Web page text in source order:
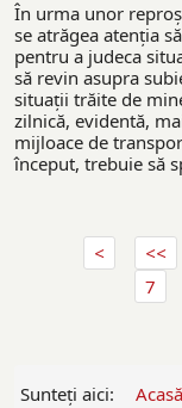
În urma unor
se atrăgea atenția
pentru a judeca
să revin asupra
situații trăite de
zilnică, evidentă,
mijloace de
început, trebuie să
7
Sunteți aici: Acasă